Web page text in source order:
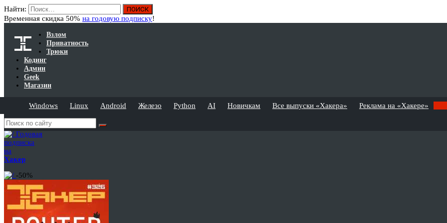
Найти:
Временная скидка 50% на годовую подписку!
Взлом
Приватность
Трюки
Кодинг
Админ
Geek
Магазин
Windows Linux Android Железо Python AI Новичкам Все выпуски «Хакера» Реклама на «Хакере»
Годовая
подписка
на
Хакер
-50%